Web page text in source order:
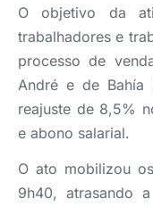
O objetivo da
trabalhadores e
processo de
André e de Bahía
reajuste de 8,5%
e abono salarial.
O ato mobilizou
9h40, atrasando